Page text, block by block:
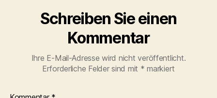
Schreiben Sie einen
Kommentar
Ihre E-Mail-Adresse wird nicht veröffentlicht.
Erforderliche Felder sind mit * markiert